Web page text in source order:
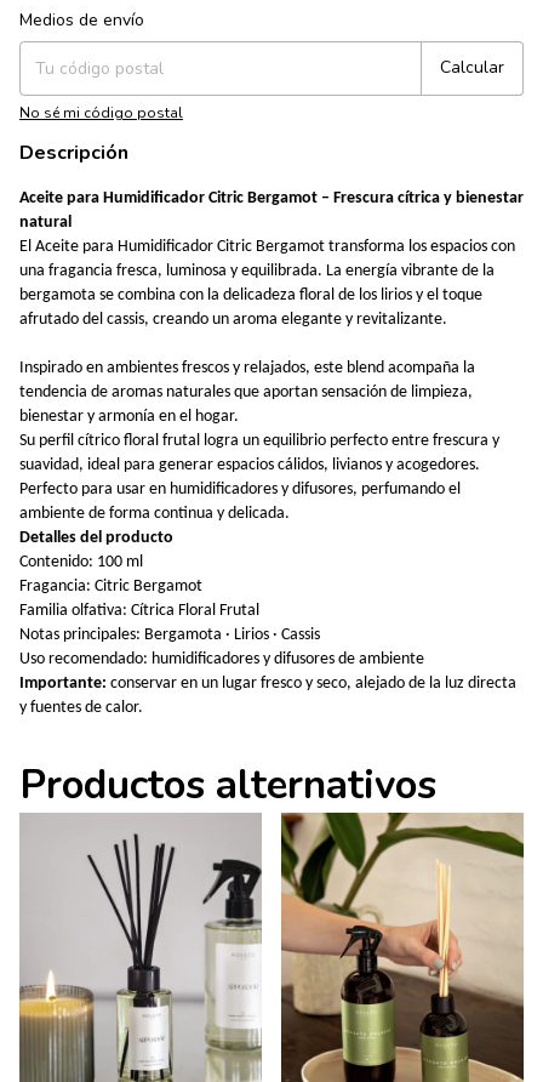
Entregas para el CP:
Medios de envío
Calcular
No sé mi código postal
Descripción
Aceite para Humidificador Citric Bergamot – Frescura cítrica y bienestar
natural
El Aceite para Humidificador Citric Bergamot transforma los espacios con
una fragancia fresca, luminosa y equilibrada. La energía vibrante de la
bergamota se combina con la delicadeza floral de los lirios y el toque
afrutado del cassis, creando un aroma elegante y revitalizante.
Inspirado en ambientes frescos y relajados, este blend acompaña la
tendencia de aromas naturales que aportan sensación de limpieza,
bienestar y armonía en el hogar.
Su perfil cítrico floral frutal logra un equilibrio perfecto entre frescura y
suavidad, ideal para generar espacios cálidos, livianos y acogedores.
Perfecto para usar en humidificadores y difusores, perfumando el
ambiente de forma continua y delicada.
Detalles del producto
Contenido: 100 ml
Fragancia: Citric Bergamot
Familia olfativa: Cítrica Floral Frutal
Notas principales: Bergamota · Lirios · Cassis
Uso recomendado: humidificadores y difusores de ambiente
Importante: conservar en un lugar fresco y seco, alejado de la luz directa
y fuentes de calor.
Productos alternativos